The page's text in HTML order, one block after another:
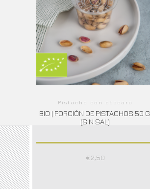
Pistacho con cáscara
BIO | PORCIÓN DE PISTACHOS 50 G.
(SIN SAL)
€2,50